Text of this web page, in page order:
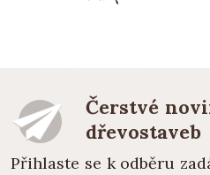
Čerstvé
dřevostaveb
Přihlaste se k odběru